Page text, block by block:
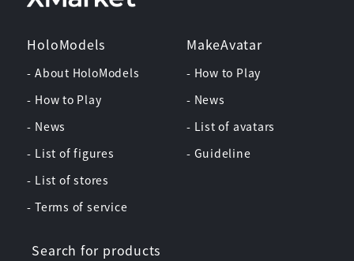
HoloModels
- About HoloModels
- How to Play
- News
- List of figures
- List of stores
- Terms of service
MakeAvatar
- How to Play
- News
- List of avatars
- Guideline
Search for products